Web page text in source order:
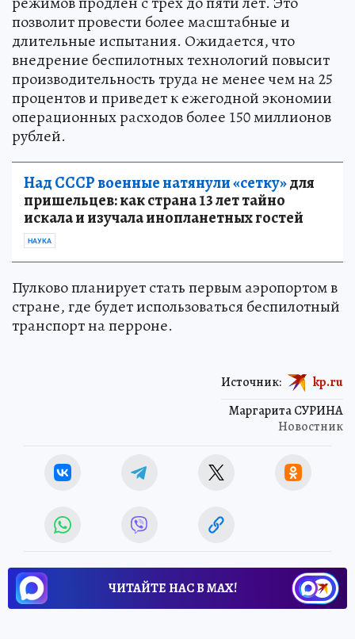
позволит провести более масштабные и
длительные испытания. Ожидается, что
внедрение беспилотных технологий повысит
производительность труда не менее чем на 25
процентов и приведет к ежегодной экономии
операционных расходов более 150 миллионов
рублей.
Над СССР военные натянули «сетку»для
пришельцев: как страна 13 лет тайно
искала и изучала инопланетных гостей
НАУКА
Пулково планирует стать первым аэропортом в
стране, где будет использоваться беспилотный
транспорт на перроне.
Маргарита СУРИНА
Новостник
Источник: kp.ru
ЧИТАЙТЕ НАС В МАХ!